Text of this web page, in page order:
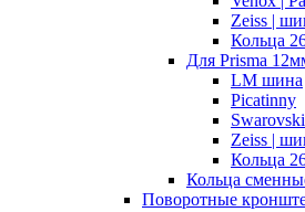
Zeiss |
Кольца
Для Prisma
LM шина
Picatinny
Zeiss |
Кольца
Кольца
Поворотные